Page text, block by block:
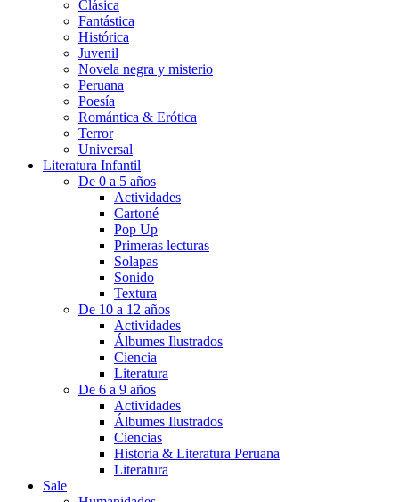
Clásica
Fantástica
Histórica
Juvenil
Novela negra y misterio
Peruana
Poesía
Romántica & Erótica
Terror
Universal
Literatura Infantil
De 0 a 5 años
Actividades
Cartoné
Pop Up
Primeras lecturas
Solapas
Sonido
Textura
De 10 a 12 años
Actividades
Álbumes Ilustrados
Ciencia
Literatura
De 6 a 9 años
Actividades
Álbumes Ilustrados
Ciencias
Historia & Literatura Peruana
Literatura
Sale